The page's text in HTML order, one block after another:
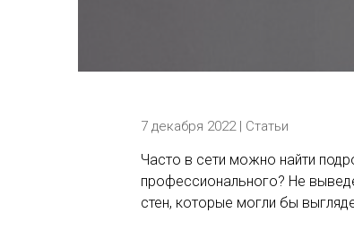
7 декабря 2022 | Статьи
Часто в сети можно найти
профессионального? Не
стен, которые могли бы